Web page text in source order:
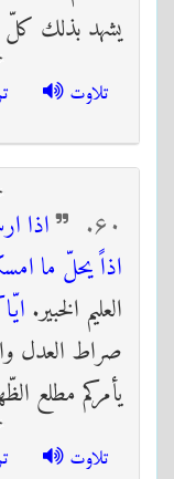
يشهد بذلك كلّ
تلاوت
۶٠
اذا
اذاً يحلّ ما
العليم الخبير.
صراط العدل
يأمركم مطلع
تلاوت